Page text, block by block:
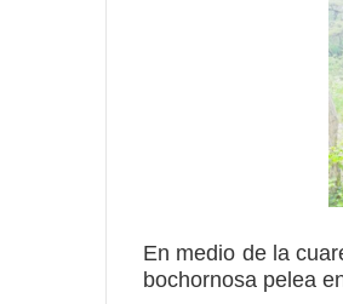
En medio de la
bochornosa pelea